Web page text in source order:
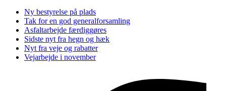
Ny bestyrelse på plads
Tak for en god generalforsamling
Asfaltarbejde færdiggøres
Sidste nyt fra hegn og hæk
Nyt fra veje og rabatter
Vejarbejde i november